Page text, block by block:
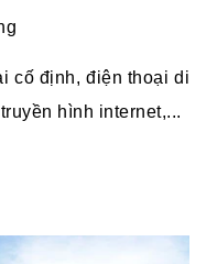
cố định, điện thoại di
hình internet,...